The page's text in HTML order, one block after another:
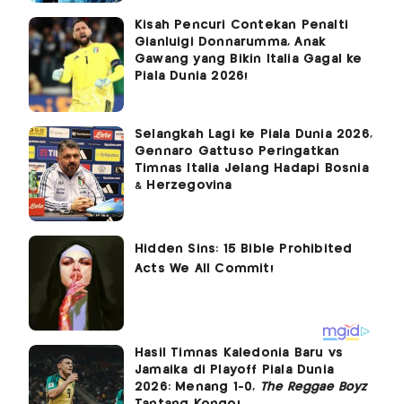
Kisah Pencuri Contekan Penalti
Gianluigi Donnarumma, Anak
Gawang yang Bikin Italia Gagal ke
Piala Dunia 2026!
Selangkah Lagi ke Piala Dunia 2026,
Gennaro Gattuso Peringatkan
Timnas Italia Jelang Hadapi Bosnia
& Herzegovina
Hasil Timnas Kaledonia Baru vs
Jamaika di Playoff Piala Dunia
2026: Menang 1-0, The Reggae Boyz